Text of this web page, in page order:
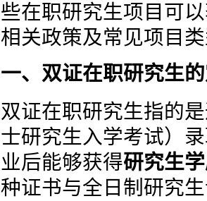
些在职研究生项目可
相关政策及常见项目
一、双证在职研究生
双证在职研究生指的
士研究生入学考试）
业后能够获得研究生
种证书与全日制研究